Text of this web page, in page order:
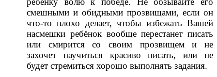
смешными и обидными прозвищами, если он
что-то плохо делает, чтобы избежать Вашей
насмешки ребёнок вообще перестанет писать
или смирится со своим прозвищем и не
захочет научиться красиво писать, или не
будет стремиться хорошо выполнять задания.